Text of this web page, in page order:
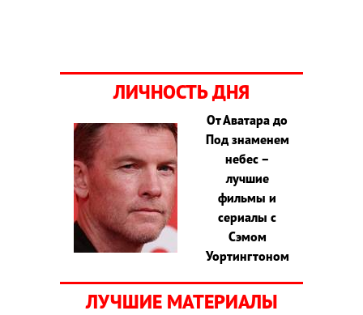
ЛИЧНОСТЬ ДНЯ
От Аватара до
Под знаменем
небес –
лучшие
фильмы и
сериалы с
Сэмом
Уортингтоном
ЛУЧШИЕ МАТЕРИАЛЫ